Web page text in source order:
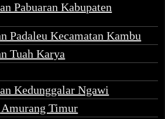
Pabuaran Kabupaten
Padaleu Kecamatan Kambu
Tuah Karya
Kedunggalar Ngawi
Amurang Timur